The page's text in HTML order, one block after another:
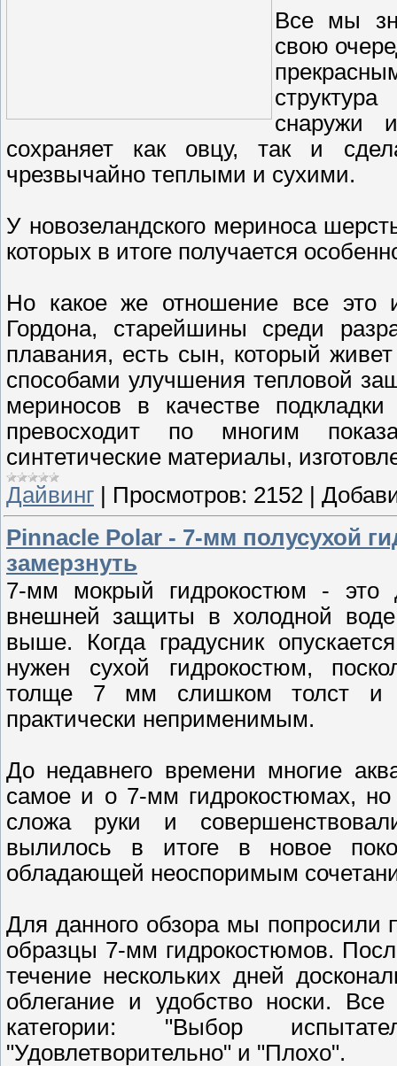
Все мы
свою
снаружи
сохраняет как овцу, так и
чрезвычайно теплыми и сухими.
У новозеландского мериноса
которых в итоге получается
Но какое же отношение все это
Гордона, старейшины среди
плавания, есть сын, который
способами улучшения тепловой
мериносов в качестве
превосходит по многим
синтетические материалы,
Дайвинг
Просмотров: 2152
Pinnacle Polar - 7-мм полусухой
замерзнуть
7-мм мокрый гидрокостюм - это
внешней защиты в холодной
выше. Когда градусник
нужен сухой гидрокостюм,
толще 7 мм слишком толст и
практически неприменимым.
До недавнего времени многие
самое и о 7-мм гидрокостюмах, но
сложа руки и
вылилось в итоге в новое
обладающей неоспоримым
Для данного обзора мы попросили
образцы 7-мм гидрокостюмов.
течение нескольких дней
облегание и удобство носки.
категории: "Выбор
"Удовлетворительно" и "Плохо".